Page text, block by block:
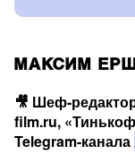
МАКСИМ
🎥 Шеф-
film.ru,
Telegram-канала